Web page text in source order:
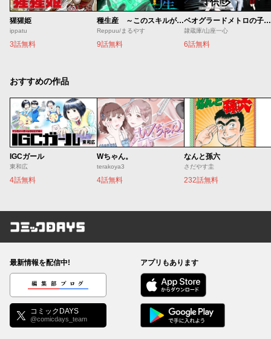
猩猩姫
ippatu
3話無料
種生産 ～このスキルがチートだとまだ誰も気付いていない～
Reppuu/まるやす
9話無料
ベオグラードメトロの子供たち
隷蔵庫/山座一心
6話無料
おすすめの作品
IGCガール
東和広
4話無料
Wちゃん。
terakoya3
4話無料
なんと孫六
さだやす圭
232話無料
コミックDAYS
最新情報を配信中!
編集部ブログ
コミックDAYS
@comicdays_team
アプリもあります